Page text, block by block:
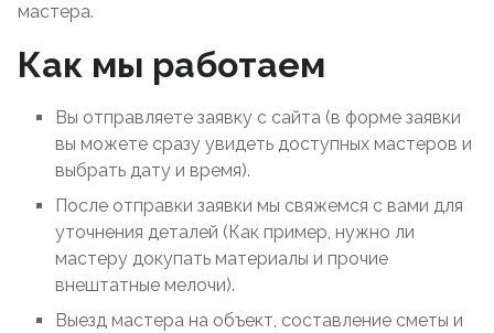
мастера.
Как мы работаем
Вы отправляете заявку с сайта (в форме заявки
вы можете сразу увидеть доступных мастеров и
выбрать дату и время).
После отправки заявки мы свяжемся с вами для
уточнения деталей (Как пример, нужно ли
мастеру докупать материалы и прочие
внештатные мелочи).
Выезд мастера на объект, составление сметы и